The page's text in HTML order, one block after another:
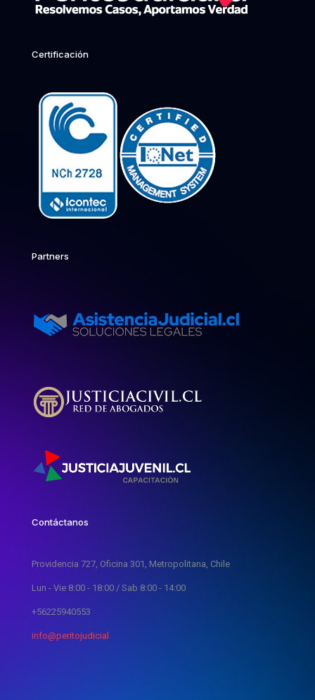
Certificación
Partners
Contáctanos
Providencia 727, Oficina 301, Metropolitana, Chile
Lun - Vie 8:00 - 18:00 / Sab 8:00 - 14:00
+56225940553
info@peritojudicial